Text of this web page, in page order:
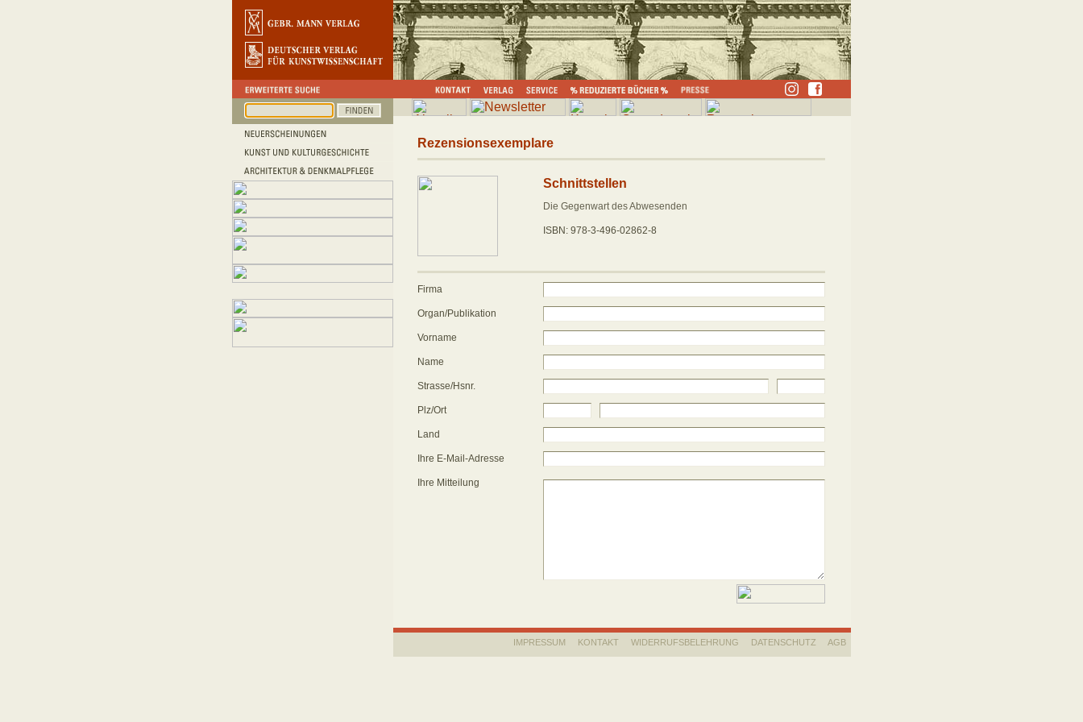
Rezensionsexemplare
Schnittstellen
Die Gegenwart des Abwesenden
ISBN: 978-3-496-02862-8
Firma
Organ/Publikation
Vorname
Name
Strasse/Hsnr.
Plz/Ort
Land
Ihre E-Mail-Adresse
Ihre Mitteilung
IMPRESSUM KONTAKT WIDERRUFSBELEHRUNG DATENSCHUTZ AGB